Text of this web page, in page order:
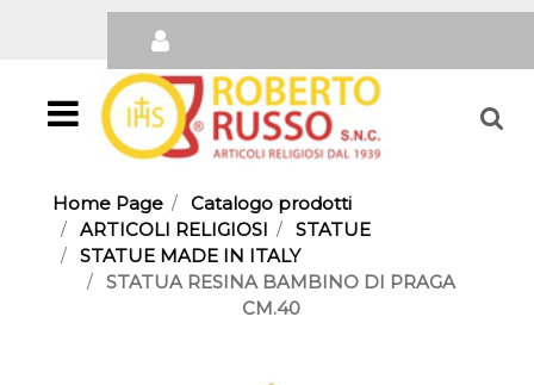
Open
Home Page
Catalogo prodotti
ARTICOLI RELIGIOSI
STATUE
STATUE MADE IN ITALY
STATUA RESINA BAMBINO DI PRAGA
CM.40